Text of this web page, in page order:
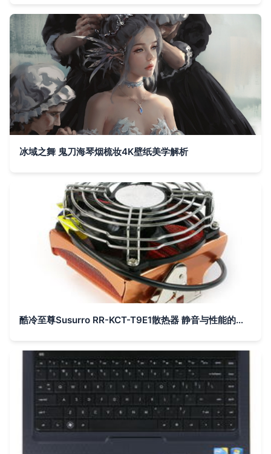
冰域之舞 鬼刀海琴烟梳妆4K壁纸美学解析
酷冷至尊Susurro RR-KCT-T9E1散热器 静音与性能的均衡之选